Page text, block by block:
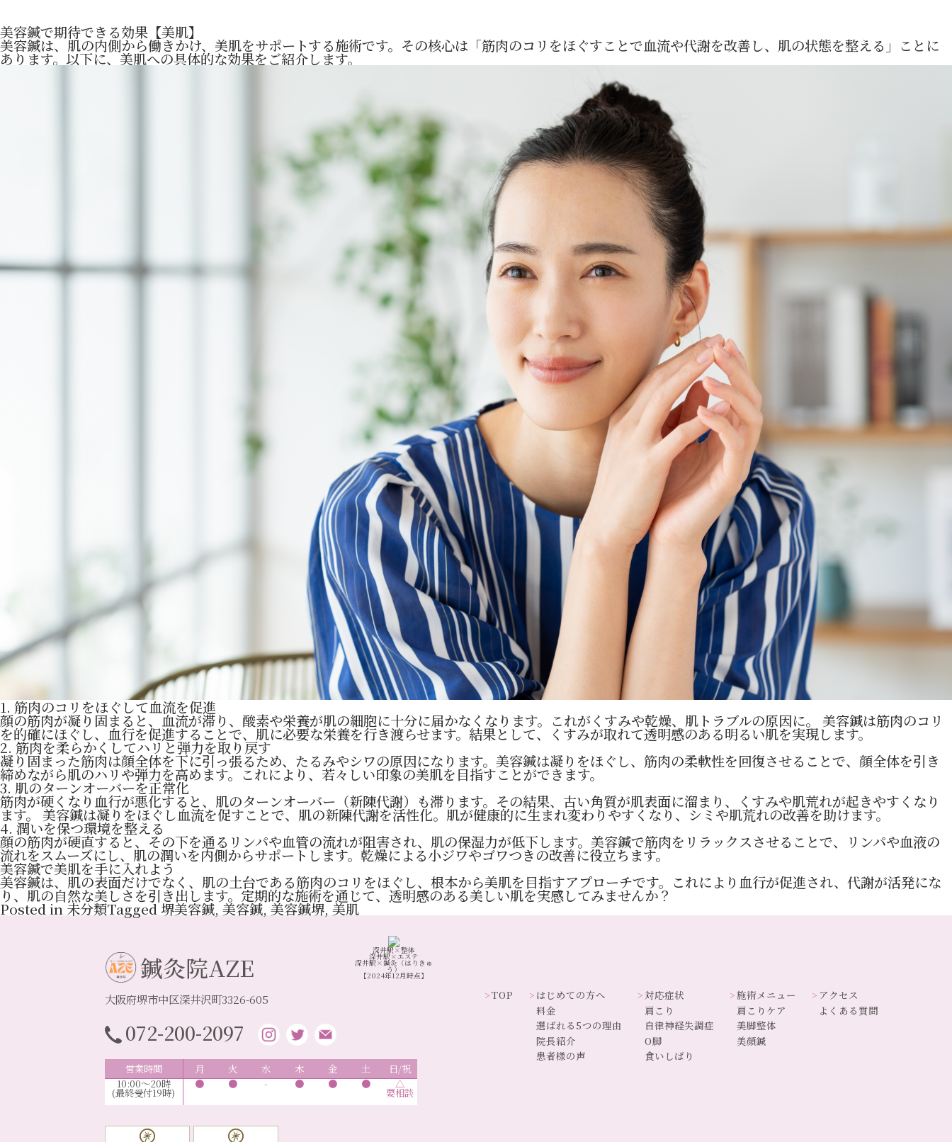
美容鍼で期待できる効果【美肌】
美容鍼は、肌の内側から働きかけ、美肌をサポートする施術です。その核心は「筋肉のコリをほぐすことで血流や代謝を改善し、肌の状態を整える」ことに
あります。以下に、美肌への具体的な効果をご紹介します。
1. 筋肉のコリをほぐして血流を促進
顔の筋肉が凝り固まると、血流が滞り、酸素や栄養が肌の細胞に十分に届かなくなります。これがくすみや乾燥、肌トラブルの原因に。 美容鍼は筋肉のコリ
を的確にほぐし、血行を促進することで、肌に必要な栄養を行き渡らせます。結果として、くすみが取れて透明感のある明るい肌を実現します。
2. 筋肉を柔らかくしてハリと弾力を取り戻す
凝り固まった筋肉は顔全体を下に引っ張るため、たるみやシワの原因になります。美容鍼は凝りをほぐし、筋肉の柔軟性を回復させることで、顔全体を引き
締めながら肌のハリや弾力を高めます。これにより、若々しい印象の美肌を目指すことができます。
3. 肌のターンオーバーを正常化
筋肉が硬くなり血行が悪化すると、肌のターンオーバー（新陳代謝）も滞ります。その結果、古い角質が肌表面に溜まり、くすみや肌荒れが起きやすくなり
ます。 美容鍼は凝りをほぐし血流を促すことで、肌の新陳代謝を活性化。肌が健康的に生まれ変わりやすくなり、シミや肌荒れの改善を助けます。
4. 潤いを保つ環境を整える
顔の筋肉が硬直すると、その下を通るリンパや血管の流れが阻害され、肌の保湿力が低下します。美容鍼で筋肉をリラックスさせることで、リンパや血液の
流れをスムーズにし、肌の潤いを内側からサポートします。乾燥による小ジワやゴワつきの改善に役立ちます。
美容鍼で美肌を手に入れよう
美容鍼は、肌の表面だけでなく、肌の土台である筋肉のコリをほぐし、根本から美肌を目指すアプローチです。これにより血行が促進され、代謝が活発にな
り、肌の自然な美しさを引き出します。定期的な施術を通じて、透明感のある美しい肌を実感してみませんか？
Posted in未分類Tagged堺美容鍼, 美容鍼, 美容鍼堺, 美肌
深井駅×整体
深井駅×エステ
深井駅×鍼灸（はりきゅ
う）
【2024年12月時点】
鍼灸院AZE
大阪府堺市中区深井沢町3326-605
072-200-2097
営業時間 月 火 水 木 金 土
日/祝
10:00～20時
(最終受付19時)
● ● - ● ● ● △
要相談
TOP
はじめての方へ
料金
選ばれる5つの理由
院長紹介
患者様の声
対応症状
肩こり
自律神経失調症
O脚
食いしばり
施術メニュー
肩こりケア
美脚整体
美顔鍼
アクセス
よくある質問